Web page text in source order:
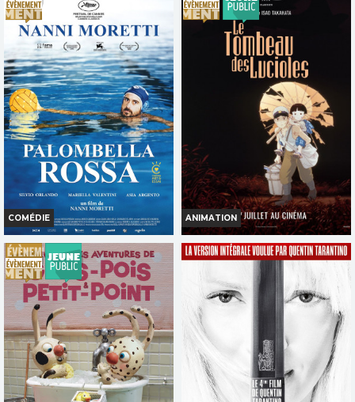
COMÉDIE
PALOMBELLA ROSSA
Horaires et Infos
Bande-annonce
Réservation
TOUT PUBLIC
VOST
ANIMATION
LE TOMBEAU DES LUCIOLES
Horaires et Infos
Bande-annonce
Réservation
TOUT PUBLIC